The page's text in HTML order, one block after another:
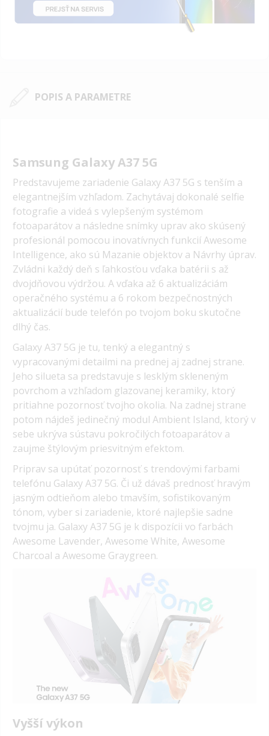
POPIS A PARAMETRE
Samsung Galaxy A37 5G
Predstavujeme zariadenie Galaxy A37 5G s tenším a
elegantnejším vzhľadom. Zachytávaj dokonalé selfie
fotografie a videá s vylepšeným systémom
fotoaparátov a následne snímky uprav ako skúsený
profesionál pomocou inovatívnych funkcií Awesome
Intelligence, ako sú Mazanie objektov a Návrhy úprav.
Zvládni každý deň s ľahkosťou vďaka batérii s až
dvojdňovou výdržou. A vďaka až 6 aktualizáciám
operačného systému a 6 rokom bezpečnostných
aktualizácií bude telefón po tvojom boku skutočne
dlhý čas.
Galaxy A37 5G je tu, tenký a elegantný s
vypracovanými detailmi na prednej aj zadnej strane.
Jeho silueta sa predstavuje s lesklým skleneným
povrchom a vzhľadom glazovanej keramiky, ktorý
pritiahne pozornosť tvojho okolia. Na zadnej strane
potom nájdeš jedinečný modul Ambient Island, ktorý v
sebe ukrýva sústavu pokročilých fotoaparátov a
zaujme štýlovým priesvitným efektom.
Priprav sa upútať pozornosť s trendovými farbami
telefónu Galaxy A37 5G. Či už dávaš prednosť hravým
jasným odtieňom alebo tmavším, sofistikovaným
tónom, vyber si zariadenie, ktoré najlepšie sadne
tvojmu ja. Galaxy A37 5G je k dispozícii vo farbách
Awesome Lavender, Awesome White, Awesome
Charcoal a Awesome Graygreen.
Vyšší výkon